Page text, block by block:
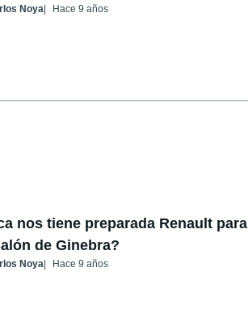
Noya Hace 9 años
nos tiene preparada Renault para
de Ginebra?
Noya Hace 9 años